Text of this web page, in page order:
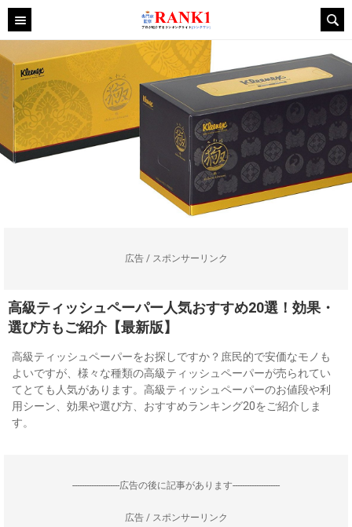
広告 / スポンサーリンク
高級ティッシュペーパー人気おすすめ20選！効果・
選び方もご紹介【最新版】
高級ティッシュペーパーをお探しですか？庶民的で安価なモノも
よいですが、様々な種類の高級ティッシュペーパーが売られてい
てとても人気があります。高級ティッシュペーパーのお値段や利
用シーン、効果や選び方、おすすめランキング20をご紹介しま
す。
--------------------広告の後に記事があります--------------------
広告 / スポンサーリンク